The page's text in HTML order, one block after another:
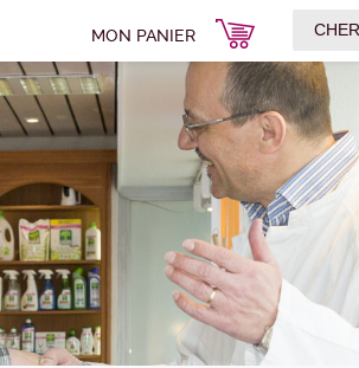
MON PANIER